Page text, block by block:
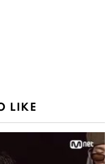
LIKE